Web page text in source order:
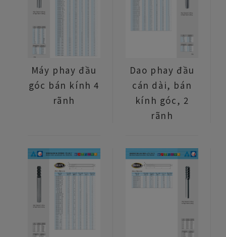
Máy phay đầu
góc bán kính 4
rãnh
Dao phay đầu
cán dài, bán
kính góc, 2
rãnh